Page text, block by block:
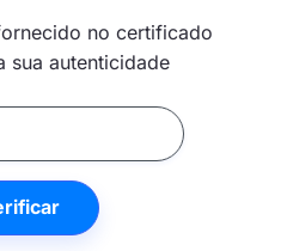
no certificado
sua autenticidade